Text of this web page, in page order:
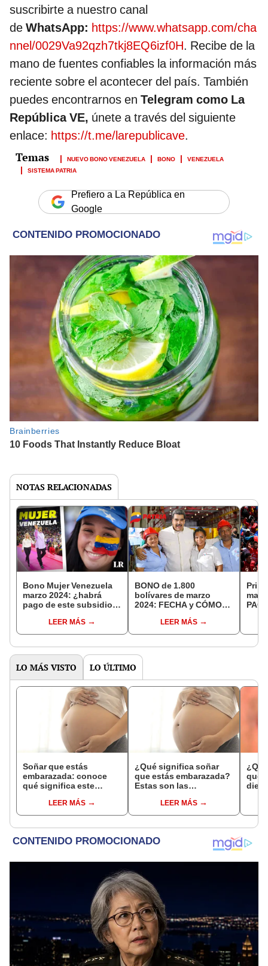
suscribirte a nuestro canal
de WhatsApp: https://www.whatsapp.com/cha
nnel/0029Va92qzh7tkj8EQ6izf0H. Recibe de la
mano de fuentes confiables la información más
reciente sobre el acontecer del país. También
puedes encontrarnos en Telegram como La
República VE, únete a través del siguiente
enlace: https://t.me/larepublicave.
NUEVO BONO VENEZUELA BONO
VENEZUELA
SISTEMA PATRIA
Prefiero a La República en
Google
NOTAS RELACIONADAS
Bono Mujer Venezuela
marzo 2024: ¿habrá
pago de este subsidio
LEER MÁS
BONO de 1.800
bolívares de marzo
2024: FECHA y CÓMO
por el Sistema Patria
LEER MÁS
LO MÁS VISTO LO ÚLTIMO
Soñar que estás
embarazada: conoce
qué significa este
LEER MÁS
¿Qué significa soñar
que estás embarazada?
Estas son las
comunesLEER MÁS
que